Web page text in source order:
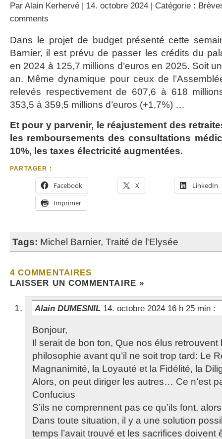
Par Alain Kerhervé | 14. octobre 2024 | Catégorie :
comments
Dans le projet de budget présenté cette
Barnier, il est prévu de passer les crédits du
en 2024 à 125,7 millions d’euros en 2025. Soit
an. Même dynamique pour ceux de
relevés respectivement de 607,6 à 618
353,5 à 359,5 millions d’euros (+1,7%) …
Et pour y parvenir, le réajustement des
les remboursements des consultations
10%, les taxes électricité augmentées.
PARTAGER :
Facebook X
LinkedIn
Imprimer
Tags: Michel Barnier, Traité de l'Elysée
4 COMMENTAIRES
LAISSER UN COMMENTAIRE »
Alain DUMESNIL 14. octobre 2024 16 h 25 min :
Bonjour,
Il serait de bon ton, Que nos élus retrouvent
philosophie avant qu’il ne soit trop tard: Le
Magnanimité, la Loyauté et la Fidélité, la
Alors, on peut diriger les autres… Ce n’est
Confucius
S’ils ne comprennent pas ce qu’ils font,
Dans toute situation, il y a une solution
temps l’avait trouvé et les sacrifices doivent